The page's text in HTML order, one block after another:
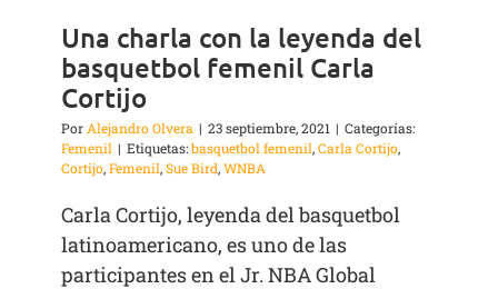
Una charla con la leyenda del
basquetbol femenil Carla
Cortijo
Por Alejandro Olvera | 23 septiembre, 2021 | Categorías:
Femenil | Etiquetas:basquetbol femenil,Carla Cortijo,
Cortijo,Femenil,Sue Bird,WNBA
Carla Cortijo, leyenda del basquetbol
latinoamericano, es uno de las
participantes en el Jr. NBA Global